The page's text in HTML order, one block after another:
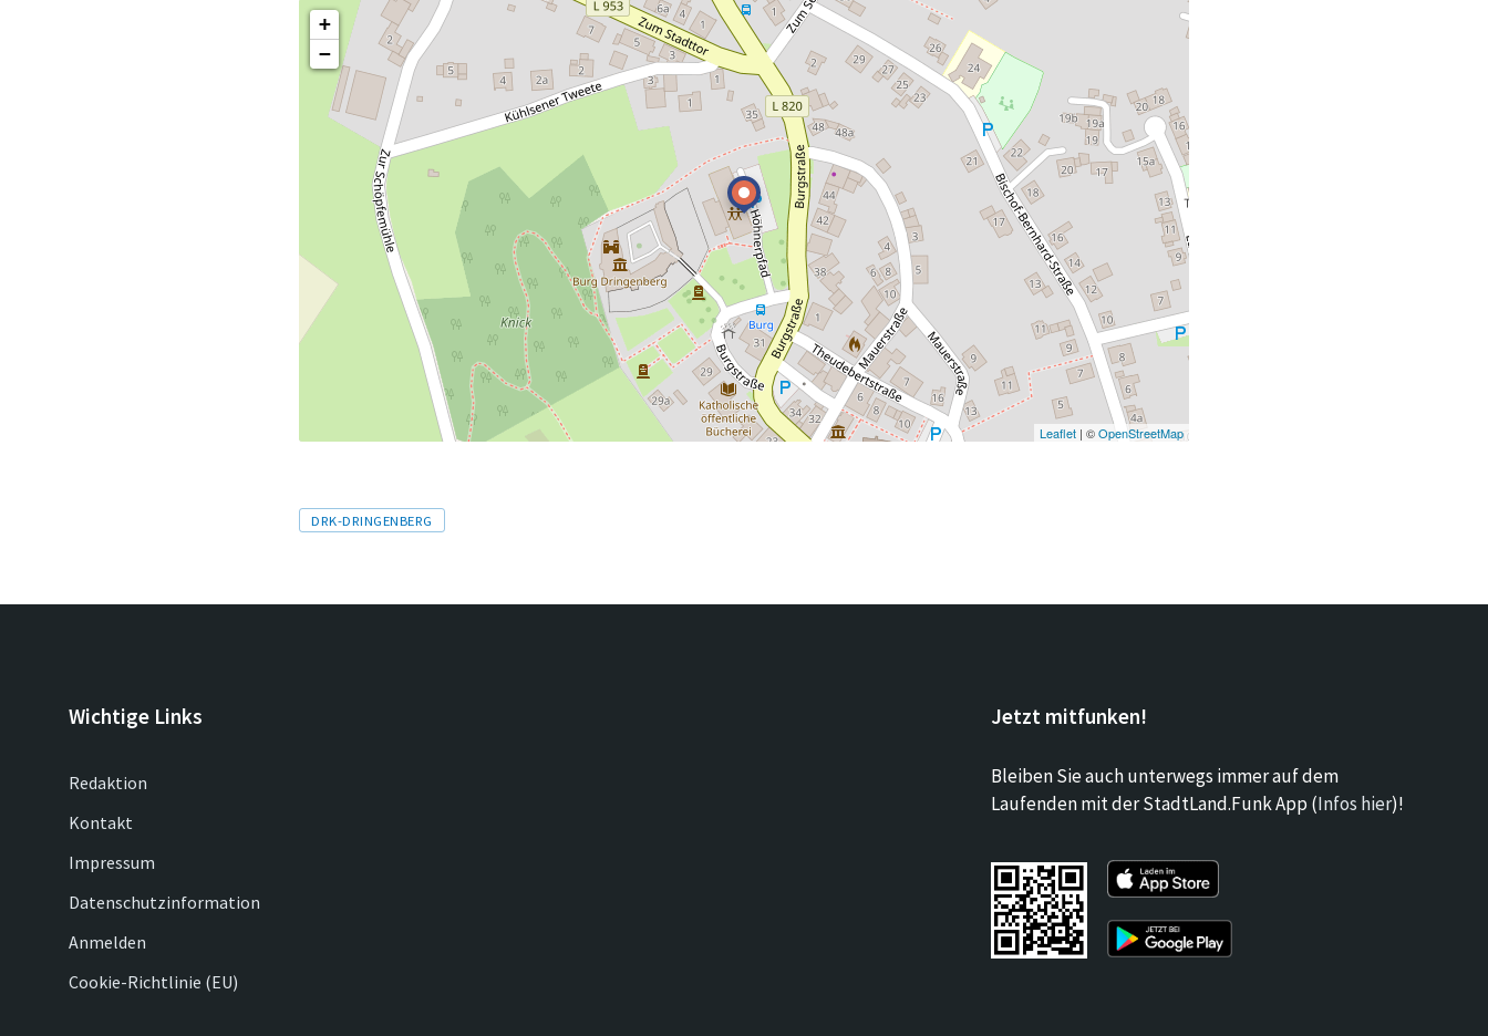
+
−
Leaflet| ©OpenStreetMap
Tags
DRK-DRINGENBERG
Wichtige Links
Redaktion
Kontakt
Impressum
Datenschutzinformation
Anmelden
Cookie-Richtlinie (EU)
Jetzt mitfunken!
Bleiben Sie auch unterwegs immer auf dem
Laufenden mit der StadtLand.Funk App (Infos hier)!